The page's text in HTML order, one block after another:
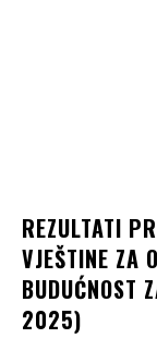
REZULTATI
VJEŠTINE ZA
BUDUĆNOST
2025)